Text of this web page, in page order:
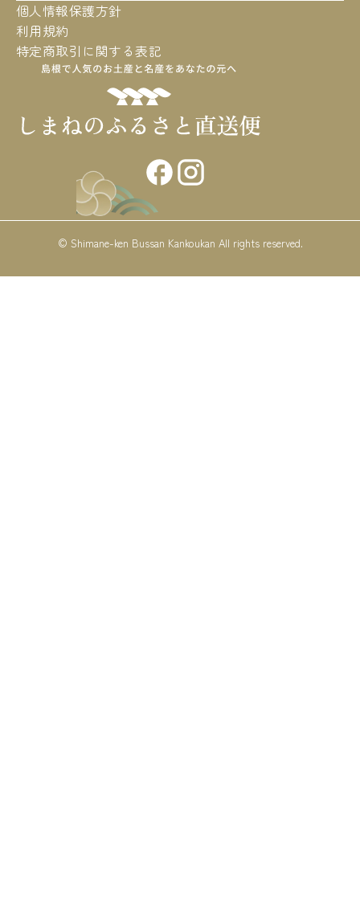
個人情報保護方針
利用規約
特定商取引に関する表記
© Shimane-ken Bussan Kankoukan All rights reserved.